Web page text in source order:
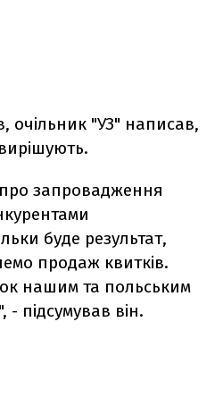
очільник "УЗ" написав,
запровадження
буде результат,
продаж квитків.
нашим та польським
підсумував він.